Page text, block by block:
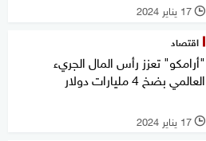
l 17 يناير 2024
اقتصاد
"أرامكو" تعزز رأس المال الجريء
العالمي بضخ 4 مليارات دولار
l 17 يناير 2024